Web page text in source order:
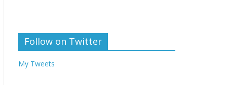
Follow on Twitter
My Tweets